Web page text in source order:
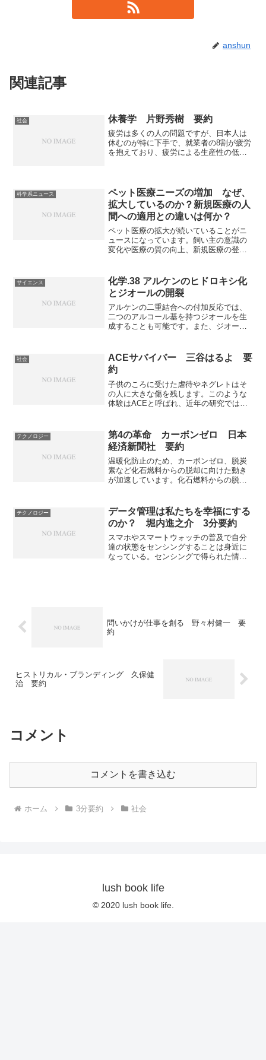
anshun
関連記事
社会 休養学 片野秀樹 要約
疲労は多くの人の問題ですが、日本人は
休むのが特に下手で、就業者の8割が疲労
を抱えており、疲労による生産性の低下
も、社会にとっても有用なことです。な
ぜ、疲労を回復できないのか、どのよう
な休養が必要なのかをすることができま
す。
科学系ニュース
ペット医療ニーズの増加 なぜ、
拡大しているのか？新規医療の人
間への適用との違いは何か？
ペット医療の拡大が続いていることがニ
ュースになっています。飼い主の意識の
変化や医療の質の向上、新規医療の登場
まれています。どのような新医療がある
のか、人間への新規医療適用との違いは
あるのかなどを知ることができます。
サイエンス
化学.38 アルケンのヒドロキシ化
とジオールの開裂
アルケンの二重結合への付加反応では、
二つのアルコール基を持つジオールを生
成することも可能です。また、ジオール
す。ジオール化とそれに続くC-C結合の開
裂がどのように起きるのかを知ることが
できる記事になっています。
社会
ACEサバイバー 三谷はるよ 要
約
子供のころに受けた虐待やネグレトはそ
の人に大きな傷を残します。このような
体験はACEと呼ばれ、近年の研究では
ACEとは何か、どのような悪影響がある
のか、社会全体でどう対応すべきなのか
などを知ることができる本になっていま
す。
テクノロジー
第4の革命 カーボンゼロ 日本
経済新聞社 要約
温暖化防止のため、カーボンゼロ、脱炭
素など化石燃料からの脱却に向けた動き
が加速しています。化石燃料からの脱却
す。脱炭素のイノベーションは早く、潮
流に乗り遅れれば、衰退の危機になって
しまいます。脱炭素に向けた各分野の動
きや日本に必要なことを知ることができ
る本になっています。
テクノロジー
データ管理は私たちを幸福にする
のか？ 堀内進之介 3分要約
スマホやスマートウォッチの普及で自分
達の状態をセンシングすることは身近に
なっている。センシングで得られた情報
問いかけが仕事を創る 野々村健一 要
約
ヒストリカル・ブランディング 久保健
治 要約
コメント
コメントを書き込む
ホーム 3分要約 社会
lush book life
© 2020 lush book life.